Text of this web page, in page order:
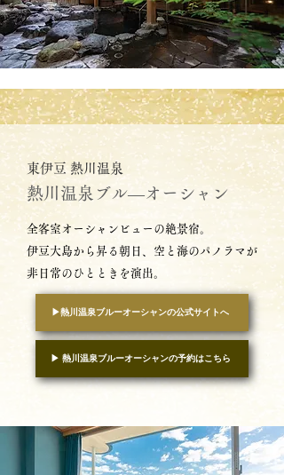
東伊豆 熱川温泉
熱川温泉ブル―オーシャン
全客室オーシャンビューの絶景宿。
伊豆大島から昇る朝日、 空と海のパノラマが
非日常のひとときを演出。
▶︎熱川温泉ブルーオーシャンの公式サイトへ
▶︎ 熱川温泉ブルーオーシャンの予約はこちら